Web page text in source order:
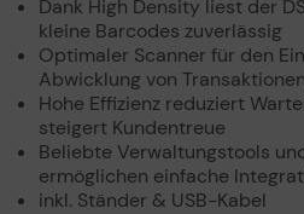
Dank High Density liest der
kleine Barcodes zuverlässig
Optimaler Scanner für den
Abwicklung von Transaktionen
Hohe Effizienz reduziert
steigert Kundentreue
Beliebte Verwaltungstools
ermöglichen einfache
inkl. Ständer & USB-Kabel